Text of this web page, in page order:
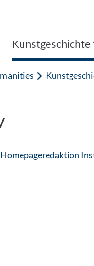
Kunstgeschichte
Homepageredaktion